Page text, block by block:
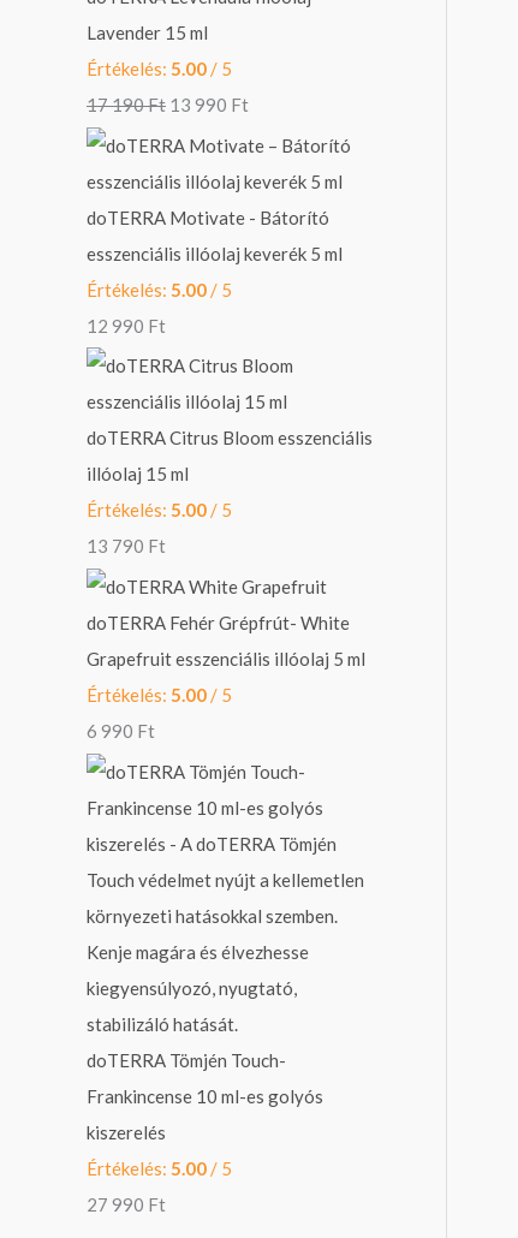
e
z
ő
r
e
:
Lavender 15 ml
Értékelés: 5.00/ 5
17 190Ft
a
s
:
1
7
1
9
0
F
t
.
13 990 Ft
9
9
0
.
doTERRA Motivate - Bátorító
esszenciális illóolaj keverék 5 ml
Értékelés: 5.00/ 5
12 990 Ft
doTERRA Citrus Bloom esszenciális
illóolaj 15 ml
Értékelés: 5.00/ 5
13 790 Ft
doTERRA Fehér Grépfrút- White
Grapefruit esszenciális illóolaj 5 ml
Értékelés: 5.00/ 5
6 990 Ft
doTERRA Tömjén Touch-
Frankincense 10 ml-es golyós
kiszerelés
Értékelés: 5.00/ 5
27 990 Ft